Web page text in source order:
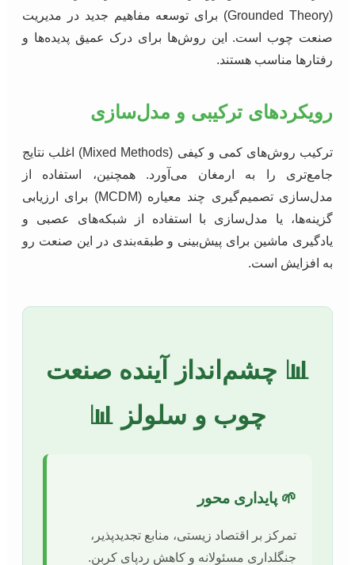
(Grounded Theory) برای توسعه مفاهیم جدید در مدیریت
صنعت چوب است. این روش‌ها برای درک عمیق پدیده‌ها و
رفتارها مناسب هستند.
رویکردهای ترکیبی و مدل‌سازی
ترکیب روش‌های کمی و کیفی (Mixed Methods) اغلب نتایج
جامع‌تری را به ارمغان می‌آورد. همچنین، استفاده از
مدل‌سازی تصمیم‌گیری چند معیاره (MCDM) برای ارزیابی
گزینه‌ها، یا مدل‌سازی با استفاده از شبکه‌های عصبی و
یادگیری ماشین برای پیش‌بینی و طبقه‌بندی در این صنعت رو
به افزایش است.
📊 چشم‌انداز آینده صنعت
چوب و سلولز 📊
🌱 پایداری محور
تمرکز بر اقتصاد زیستی، منابع تجدیدپذیر،
جنگلداری مسئولانه و کاهش ردپای کربن.